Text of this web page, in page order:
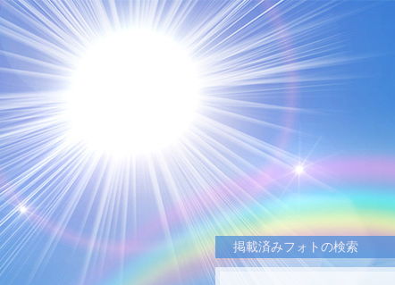
掲載済みフォトの検索